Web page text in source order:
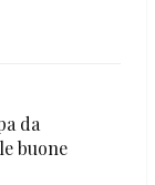
da
buone